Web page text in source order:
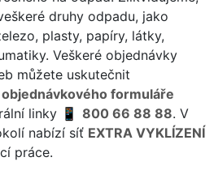
druhy odpadu, jako
plasty, papíry, látky,
Veškeré objednávky
můžete uskutečnit
formuláře
linky
800 66 88 88. V
nabízí síť EXTRA VYKLÍZENÍ
práce.